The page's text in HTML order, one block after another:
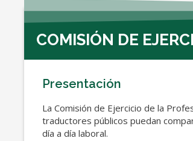
COMISIÓN DE
Presentación
La Comisión de Ejercicio de la
traductores públicos puedan
día a día laboral.